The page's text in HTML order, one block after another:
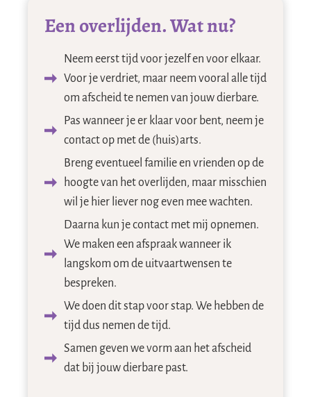
Een overlijden. Wat nu?
Neem eerst tijd voor jezelf en voor elkaar.
Voor je verdriet, maar neem vooral alle tijd
om afscheid te nemen van jouw dierbare.
Pas wanneer je er klaar voor bent, neem je
contact op met de (huis)arts.
Breng eventueel familie en vrienden op de
hoogte van het overlijden, maar misschien
wil je hier liever nog even mee wachten.
Daarna kun je contact met mij opnemen.
We maken een afspraak wanneer ik
langskom om de uitvaartwensen te
bespreken.
We doen dit stap voor stap. We hebben de
tijd dus nemen de tijd.
Samen geven we vorm aan het afscheid
dat bij jouw dierbare past.